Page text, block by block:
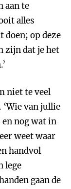
aan te
alles
doen; op deze
zijn dat je het
niet te veel
‘Wie van jullie
en nog wat in
weet waar
handvol
lege
gaan de